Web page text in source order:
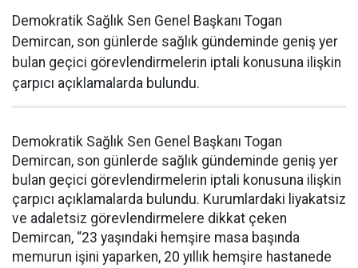
Demokratik Sağlık Sen Genel Başkanı Togan
Demircan, son günlerde sağlık gündeminde geniş yer
bulan geçici görevlendirmelerin iptali konusuna ilişkin
çarpıcı açıklamalarda bulundu.
Demokratik Sağlık Sen Genel Başkanı Togan
Demircan, son günlerde sağlık gündeminde geniş yer
bulan geçici görevlendirmelerin iptali konusuna ilişkin
çarpıcı açıklamalarda bulundu. Kurumlardaki liyakatsiz
ve adaletsiz görevlendirmelere dikkat çeken
Demircan, “23 yaşındaki hemşire masa başında
memurun işini yaparken, 20 yıllık hemşire hastanede